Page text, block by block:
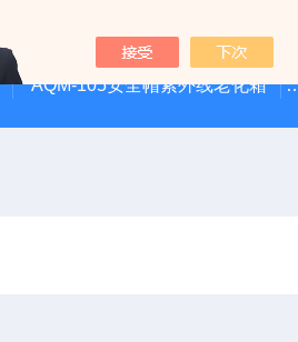
AQM-105安全帽紫外线老化箱